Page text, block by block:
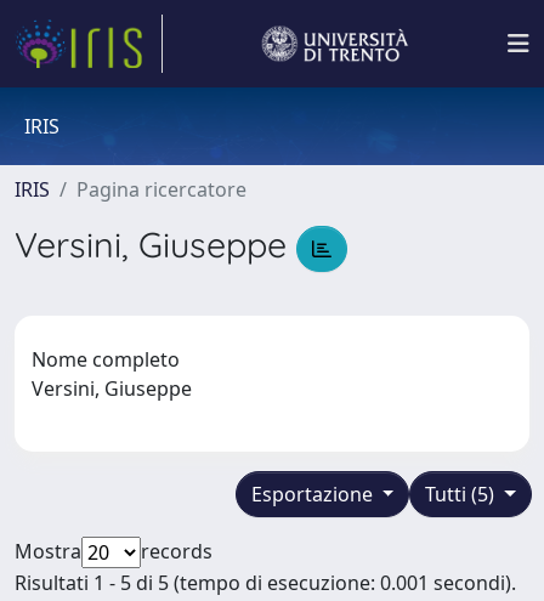
IRIS
IRIS Pagina ricercatore
Versini, Giuseppe
Nome completo
Versini, Giuseppe
Tutti (5)
Esportazione
Mostra
records
Risultati 1 - 5 di 5 (tempo di esecuzione: 0.001 secondi).